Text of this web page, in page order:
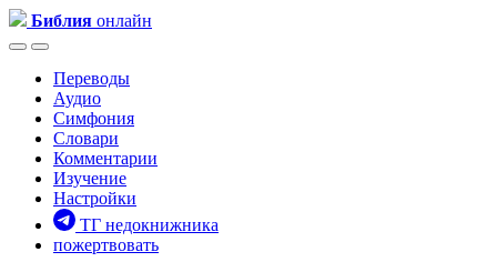
Библия онлайн
Переводы
Аудио
Симфония
Словари
Комментарии
Изучение
Настройки
ТГ недокнижника
пожертвовать